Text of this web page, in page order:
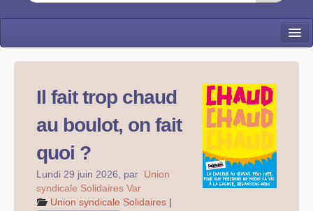
Union syndicale Solidaires
Formation syndicale
Mobilisations et luttes
Il fait trop chaud
au boulot, on fait
quoi ?
Lundi 29 juin 2026 par Union
syndicale Solidaires Var
Union syndicale Solidaires |